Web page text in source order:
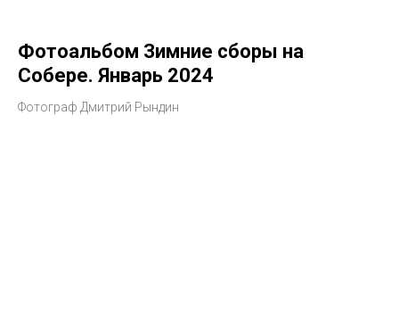
Фотоальбом Зимние сборы на
Собере. Январь 2024
Фотограф Дмитрий Рындин